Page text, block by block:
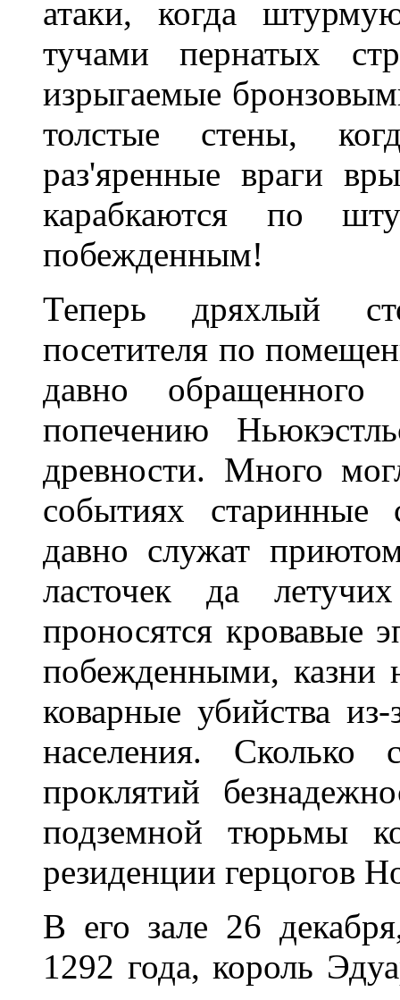
атаки, когда
тучами пернатых
изрыгаемые
толстые стены,
раз'яренные враги
карабкаются по
побежденным!
Теперь дряхлый
посетителя по
давно
попечению
древности. Много
событиях старинные
давно служат
ласточек да
проносятся кровавые
побежденными, казни
коварные убийства
населения. Сколько
проклятий
подземной тюрьмы
резиденции герцогов
В его зале 26
1292 года, король